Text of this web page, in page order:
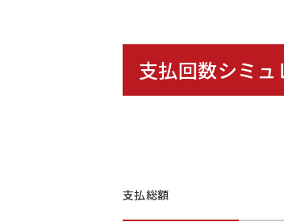
支払回数シミュ
支払総額